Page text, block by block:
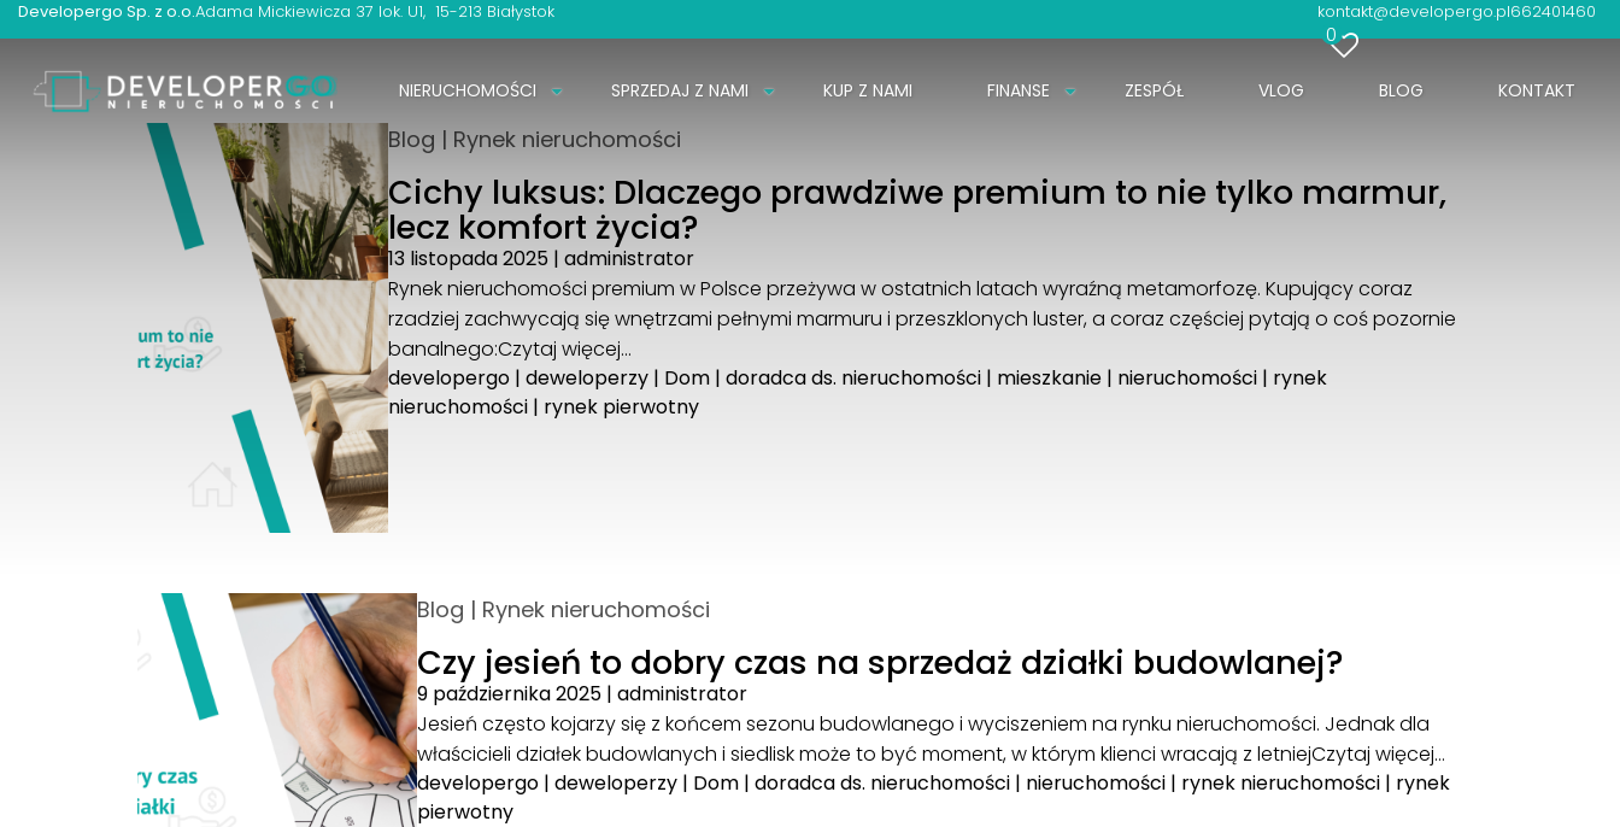
Developergo Sp. z o.o.Adama Mickiewicza 37 lok. U1 15-213 Białystok kontakt@developergo.pl662401460
0
NIERUCHOMOŚCI SPRZEDAJ Z NAMI KUP Z NAMI FINANSE ZESPÓŁ VLOG BLOG KONTAKT
Blog | Rynek nieruchomości
Cichy luksus: Dlaczego prawdziwe premium to nie tylko marmur,
lecz komfort życia?
13 listopada 2025 |administrator
Rynek nieruchomości premium w Polsce przeżywa w ostatnich latach wyraźną metamorfozę. Kupujący coraz
rzadziej zachwycają się wnętrzami pełnymi marmuru i przeszklonych luster, a coraz częściej pytają o coś pozornie
banalnego:Czytaj więcej…
developergo |deweloperzy | Dom |doradca ds. nieruchomości | mieszkanie | nieruchomości | rynek
nieruchomości | rynek pierwotny
Blog | Rynek nieruchomości
Czy jesień to dobry czas na sprzedaż działki budowlanej?
9 października 2025 |administrator
Jesień często kojarzy się z końcem sezonu budowlanego i wyciszeniem na rynku nieruchomości. Jednak dla
właścicieli działek budowlanych i siedlisk może to być moment, w którym klienci wracają z letniejCzytaj więcej…
developergo |deweloperzy | Dom |doradca ds. nieruchomości | nieruchomości | rynek nieruchomości | rynek
pierwotny